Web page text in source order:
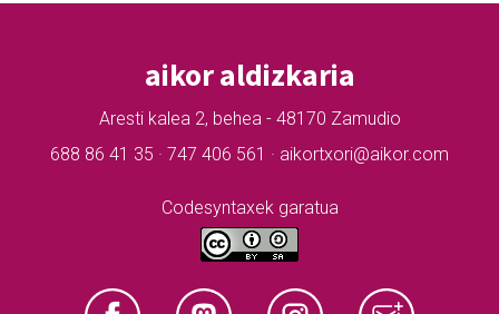
aikor aldizkaria
Aresti kalea 2, behea - 48170 Zamudio
688 86 41 35 · 747 406 561 · aikortxori@aikor.com
Codesyntaxek garatua